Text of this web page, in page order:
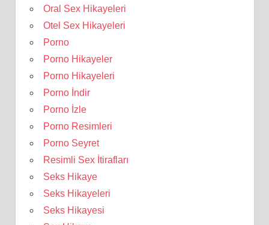
Oral Sex Hikayeleri
Otel Sex Hikayeleri
Porno
Porno Hikayeler
Porno Hikayeleri
Porno İndir
Porno İzle
Porno Resimleri
Porno Seyret
Resimli Sex İtirafları
Seks Hikaye
Seks Hikayeleri
Seks Hikayesi